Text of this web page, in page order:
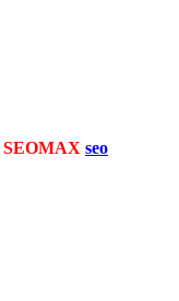
SEOMAX seo